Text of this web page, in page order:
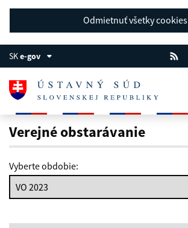
Odmietnuť všetky cookies
SKe-gov
Verejné obstarávanie
Verejné obstarávanie
Vyberte obdobie: